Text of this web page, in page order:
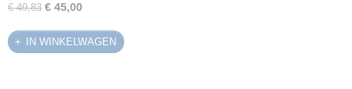
€ 49,83 € 45,00
IN WINKELWAGEN